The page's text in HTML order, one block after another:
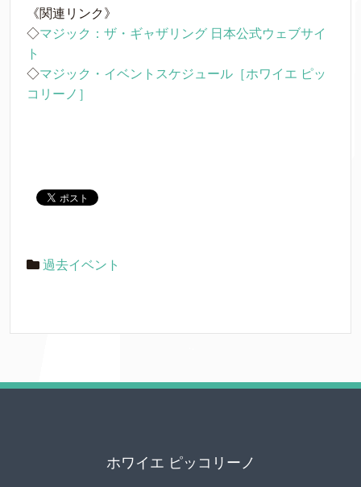
《関連リンク》
◇マジック：ザ・ギャザリング 日本公式ウェブサイ
ト
◇マジック・イベントスケジュール［ホワイエ ピッ
コリーノ］
過去イベント
ホワイエ ピッコリーノ